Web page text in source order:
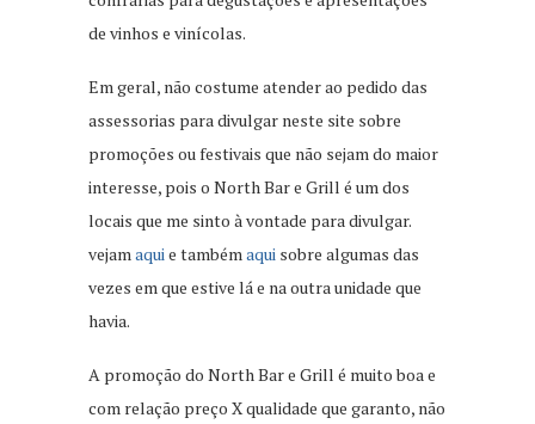
de vinhos e vinícolas.
Em geral, não costume atender ao pedido das
assessorias para divulgar neste site sobre
promoções ou festivais que não sejam do maior
interesse, pois o North Bar e Grill é um dos
locais que me sinto à vontade para divulgar.
vejamaquie tambémaqui sobre algumas das
vezes em que estive lá e na outra unidade que
havia.
A promoção do North Bar e Grill é muito boa e
com relação preço X qualidade que garanto, não